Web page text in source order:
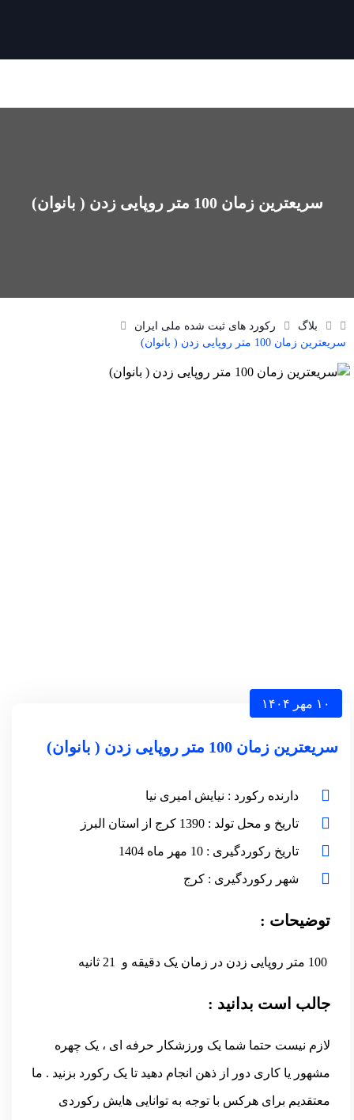
سریعترین زمان 100 متر روپایی زدن ( بانوان)
بلاگ
رکورد های ثبت شده ملی ایران
سریعترین زمان 100 متر روپایی زدن ( بانوان)
۱۰ مهر ۱۴۰۴
سریعترین زمان 100 متر روپایی زدن ( بانوان)
دارنده رکورد : نیایش امیری نیا
تاریخ و محل تولد : 1390 کرج از استان البرز
تاریخ رکوردگیری : 10 مهر ماه 1404
شهر رکوردگیری : کرج
توضیحات :
جالب است بدانید :
لازم نیست حتما شما یک ورزشکار حرفه ای ، یک چهره
مشهور یا کاری دور از ذهن انجام دهید تا یک رکورد بزنید . ما
معتقدیم برای هرکس با توجه به توانایی هایش رکوردی